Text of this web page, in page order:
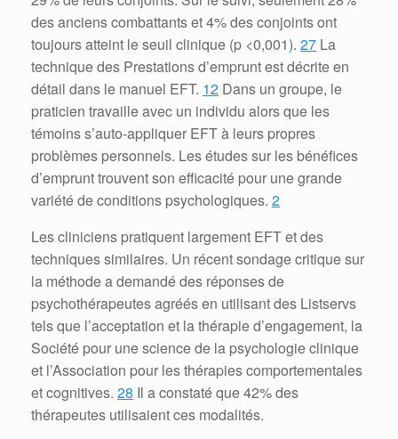
des anciens combattants et 4% des conjoints ont
toujours atteint le seuil clinique (p <0,001). 27 La
technique des Prestations d’emprunt est décrite en
détail dans le manuel EFT. 12 Dans un groupe, le
praticien travaille avec un individu alors que les
témoins s’auto-appliquer EFT à leurs propres
problèmes personnels. Les études sur les bénéfices
d’emprunt trouvent son efficacité pour une grande
variété de conditions psychologiques. 2
Les cliniciens pratiquent largement EFT et des
techniques similaires. Un récent sondage critique sur
la méthode a demandé des réponses de
psychothérapeutes agréés en utilisant des Listservs
tels que l’acceptation et la thérapie d’engagement, la
Société pour une science de la psychologie clinique
et l’Association pour les thérapies comportementales
et cognitives. 28 Il a constaté que 42% des
thérapeutes utilisaient ces modalités.